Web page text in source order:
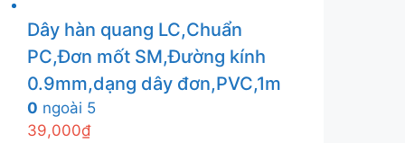
Dây hàn quang LC,Chuẩn
PC,Đơn mốt SM,Đường kính
0.9mm,dạng dây đơn,PVC,1m
0 ngoài 5
39,000₫